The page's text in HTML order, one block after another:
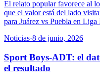
El relato popular favorece al
que el valor está del lado
para Juárez vs Puebla en
Noticias·8 de junio, 2026
Sport Boys-ADT: el
el resultado